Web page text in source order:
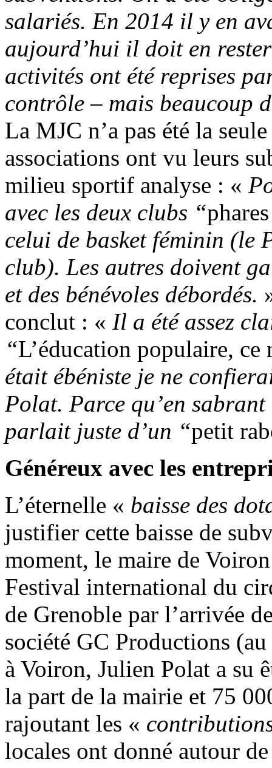
salariés. En 2014 il y en
aujourd’hui il doit en
activités ont été reprises
contrôle – mais beaucoup
La MJC n’a pas été la
associations ont vu leurs
milieu sportif analyse : «
avec les deux clubs “phares
celui de basket féminin (le
club). Les autres doivent
et des bénévoles débordés.
conclut : « Il a été assez
“L’éducation populaire, ce
était ébéniste je ne
Polat. Parce qu’en
parlait juste d’un “petit
Généreux avec les
L’éternelle « baisse des
justifier cette baisse de
moment, le maire de
Festival international du
de Grenoble par l’arrivée
société GC Productions
à Voiron, Julien Polat a su
la part de la mairie et 75
rajoutant les «
locales ont donné autour